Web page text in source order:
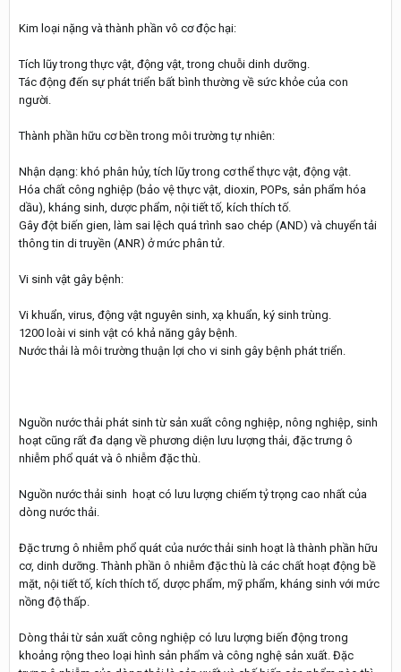
Kim loại nặng và thành phần vô cơ độc hại:
Tích lũy trong thực vật, động vật, trong chuỗi dinh dưỡng.
Tác động đến sự phát triển bất bình thường về sức khỏe của con
người.
Thành phần hữu cơ bền trong môi trường tự nhiên:
Nhận dạng: khó phân hủy, tích lũy trong cơ thể thực vật, động vật.
Hóa chất công nghiệp (bảo vệ thực vật, dioxin, POPs, sản phẩm hóa
dầu), kháng sinh, dược phẩm, nội tiết tố, kích thích tố.
Gây đột biến gien, làm sai lệch quá trình sao chép (AND) và chuyển tải
thông tin di truyền (ANR) ở mức phân tử.
Vi sinh vật gây bệnh:
Vi khuẩn, virus, động vật nguyên sinh, xạ khuẩn, ký sinh trùng.
1200 loài vi sinh vật có khả năng gây bệnh.
Nước thải là môi trường thuận lợi cho vi sinh gây bệnh phát triển.
Nguồn nước thải phát sinh từ sản xuất công nghiệp, nông nghiệp, sinh
hoạt cũng rất đa dạng về phương diện lưu lượng thải, đặc trưng ô
nhiễm phổ quát và ô nhiễm đặc thù.
Nguồn nước thải sinh hoạt có lưu lượng chiếm tỷ trọng cao nhất của
dòng nước thải.
Đặc trưng ô nhiễm phổ quát của nước thải sinh hoạt là thành phần hữu
cơ, dinh dưỡng. Thành phần ô nhiễm đặc thù là các chất hoạt động bề
mặt, nội tiết tố, kích thích tố, dược phẩm, mỹ phẩm, kháng sinh với mức
nồng độ thấp.
Dòng thải từ sản xuất công nghiệp có lưu lượng biến động trong
khoảng rộng theo loại hình sản phẩm và công nghệ sản xuất. Đặc